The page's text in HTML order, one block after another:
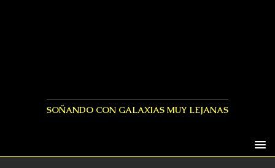
SOÑANDO CON GALAXIAS MUY LEJANAS